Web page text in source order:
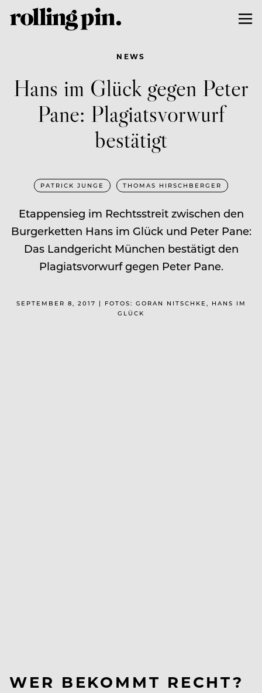
NEWS
Hans im Glück gegen Peter
Pane: Plagiatsvorwurf
bestätigt
PATRICK JUNGE THOMAS HIRSCHBERGER
Etappensieg im Rechtsstreit zwischen den
Burgerketten Hans im Glück und Peter Pane:
Das Landgericht München bestätigt den
Plagiatsvorwurf gegen Peter Pane.
SEPTEMBER 8, 2017 | FOTOS: GORAN NITSCHKE, HANS IM
GLÜCK
WER BEKOMMT RECHT?